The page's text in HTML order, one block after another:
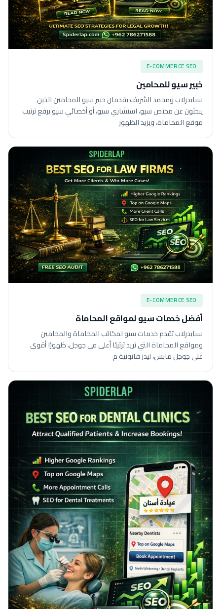
E-COMMERCE SEO
خبير سيو للمحامين
سبايدرلاب ومحمد الشريف يقدمان خبير سيو للمحامين الذين
يبحثون عن مختص سيو، استشاري سيو، أو أخصائي سيو يرفع ترتيب
موقع المحاماة، ويزيد الظهور
E-COMMERCE SEO
أفضل خدمات سيو لمواقع المحاماة
سبايدرلاب تقدم خدمات سيو لمكاتب المحاماة والمحامين
ومواقع المحاماة التي تريد ترتيبًا أعلى في جوجل، ظهورًا أقوى
على جوجل مابس، ليدز قانونية م